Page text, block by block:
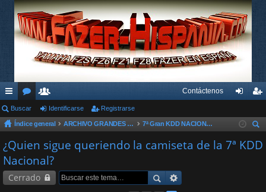
nl
ac
es
rá
pi
or
os
su
ari
os
Contáctenos
nti
fic
ist
ra
Buscar Identificarse Registrarse
Índice general ARCHIVO GRANDES KDD´s Y OTROS EVENTOS
7ª Gran KDD NACIONAL - 2011
car
¿Quien sigue queriendo la camiseta de la 7ª KDD
Nacional?
Cerrado